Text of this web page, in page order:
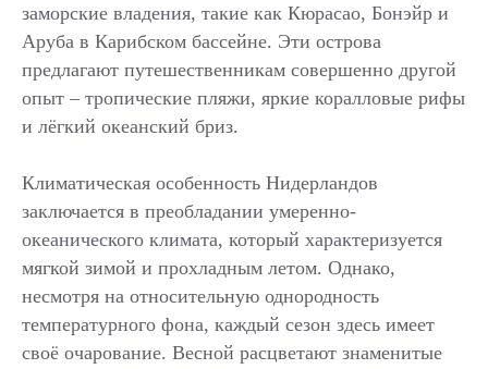
заморские владения, такие как Кюрасао, Бонэйр и
Аруба в Карибском бассейне. Эти острова
предлагают путешественникам совершенно другой
опыт – тропические пляжи, яркие коралловые рифы
и лёгкий океанский бриз.
Климатическая особенность Нидерландов
заключается в преобладании умеренно-
океанического климата, который характеризуется
мягкой зимой и прохладным летом. Однако,
несмотря на относительную однородность
температурного фона, каждый сезон здесь имеет
своё очарование. Весной расцветают знаменитые